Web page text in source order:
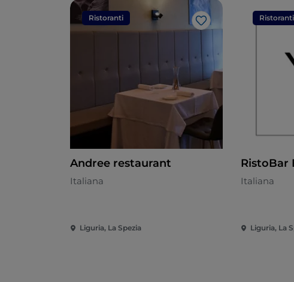
Ristoranti
Like
Andree restaurant
Italiana
Liguria, La Spezia
Ristoranti
RistoBar
Italiana
Liguria, La